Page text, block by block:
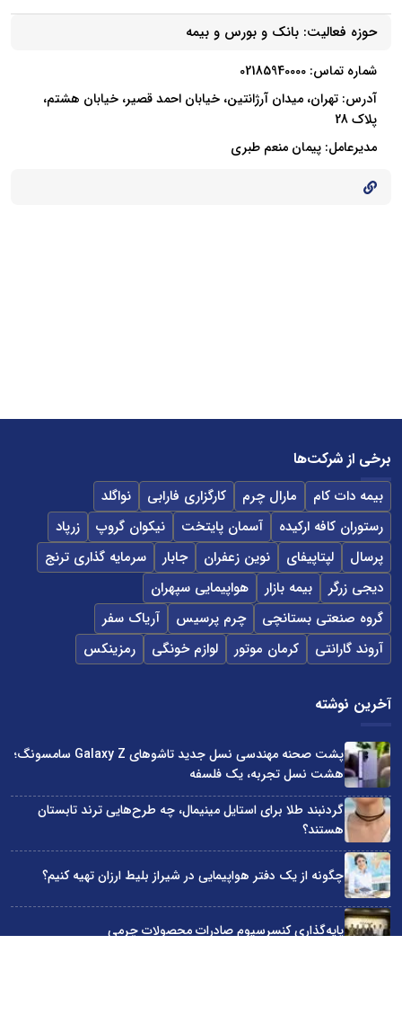
حوزه فعالیت: بانک و بورس و بیمه
شماره تماس: 02185940000
آدرس: تهران، میدان آرژانتین، خیابان احمد قصیر، خیابان هشتم،
پلاک 28
مدیرعامل: پیمان منعم طبری
برخی از شرکت‌ها
بیمه دات کام مارال چرم کارگزاری فارابی
نواگلد
رستوران کافه ارکیده
آسمان پایتخت نیکوان گروپ
زرپاد
پرسال
لپتاپیفای نوین زعفران جابار
سرمایه گذاری ترنج
دیجی زرگر
بیمه بازار
هواپیمایی سپهران
گروه صنعتی بستانچی
چرم پرسیس
آریاک سفر
آروند گارانتی
کرمان موتور لوازم خونگی رمزینکس
آخرین نوشته
پشت صحنه مهندسی نسل جدید تاشوهای Galaxy Z سامسونگ؛
هشت نسل تجربه، یک فلسفه
گردنبند طلا برای استایل مینیمال، چه طرح‌هایی ترند تابستان
هستند؟
چگونه از یک دفتر هواپیمایی در شیراز بلیط ارزان تهیه کنیم؟
پایه‌گذاری کنسرسیوم صادرات محصولات چرمی